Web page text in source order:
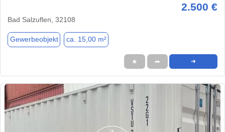
2.500 €
Bad Salzuflen, 32108
Gewerbeobjekt ca. 15,00 m²
★ ➦ ➜